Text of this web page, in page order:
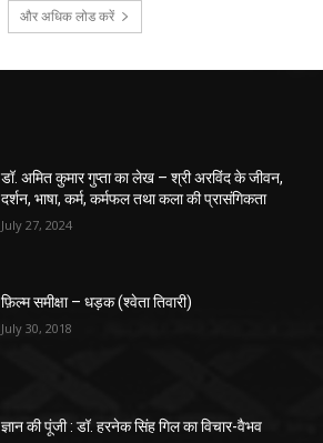
और अधिक लोड करें
डॉ. अमित कुमार गुप्ता का लेख – श्री अरविंद के जीवन,
दर्शन, भाषा, कर्म, कर्मफल तथा कला की प्रासंगिकता
July 27, 2024
फ़िल्म समीक्षा – धड़क (श्वेता तिवारी)
July 30, 2018
ज्ञान की पूंजी : डॉ. हरनेक सिंह गिल का विचार-वैभव